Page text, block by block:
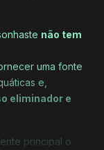
não tem
uma fonte
e,
eliminador e
principal o